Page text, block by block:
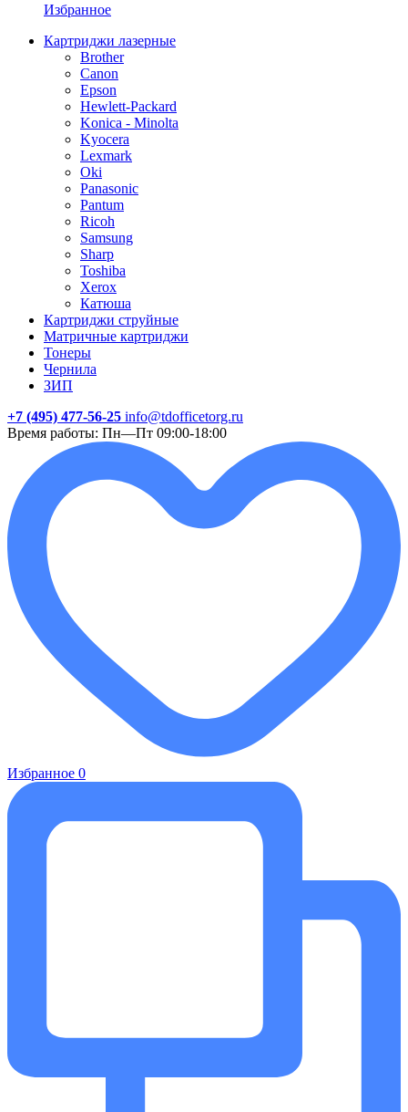
Избранное
Картриджи лазерные
Brother
Canon
Epson
Hewlett-Packard
Konica - Minolta
Kyocera
Lexmark
Oki
Panasonic
Pantum
Ricoh
Samsung
Sharp
Toshiba
Xerox
Катюша
Картриджи струйные
Матричные картриджи
Тонеры
Чернила
ЗИП
+7 (495) 477-56-25 info@tdofficetorg.ru
Время работы: Пн—Пт 09:00-18:00
Избранное 0